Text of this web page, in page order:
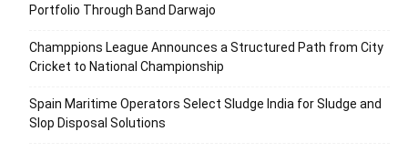
Portfolio Through Band Darwajo
Champpions League Announces a Structured Path from City
Cricket to National Championship
Spain Maritime Operators Select Sludge India for Sludge and
Slop Disposal Solutions